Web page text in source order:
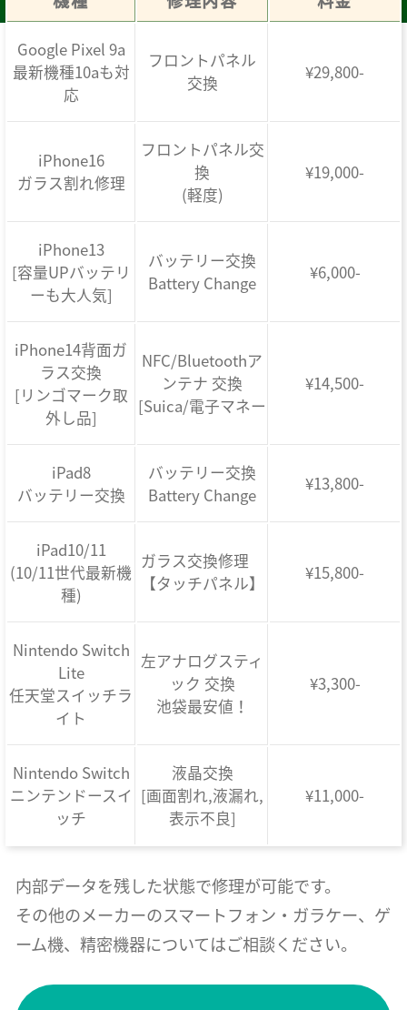
Google Pixel 9a
最新機種10aも対
応
フロントパネル
交換
¥29,800-
iPhone16
ガラス割れ修理
フロントパネル交
換
(軽度)
¥19,000-
iPhone13
[容量UPバッテリ
ーも大人気]
バッテリー交換
Battery Change
¥6,000-
iPhone14背面ガ
ラス交換
[リンゴマーク取
外し品]
NFC/Bluetoothア
ンテナ 交換
[Suica/電子マネー
¥14,500-
iPad8
バッテリー交換
バッテリー交換
Battery Change
¥13,800-
iPad10/11
(10/11世代最新機
種)
ガラス交換修理
【タッチパネル】
¥15,800-
Nintendo Switch
Lite
任天堂スイッチラ
イト
左アナログスティ
ック 交換
池袋最安値！
¥3,300-
Nintendo Switch
ニンテンドースイ
ッチ
液晶交換
[画面割れ,液漏れ,
表示不良]
¥11,000-
内部データを残した状態で修理が可能です。
その他のメーカーのスマートフォン・ガラケー、ゲ
ーム機、精密機器についてはご相談ください。